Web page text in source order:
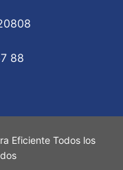
88
Eficiente Todos los